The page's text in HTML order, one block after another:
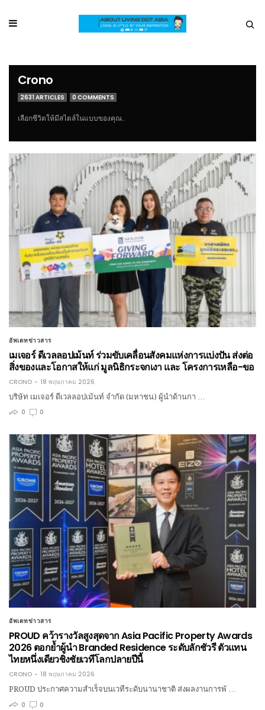
Crono
2631 ARTICLES 0 COMMENTS
เลือกชีวิตให้มีสไตล์ในแบบของคุณ..
อัพเดทข่าวสาร
เมเจอร์ ดีเวลลอปเม้นท์ ร่วมขับเคลื่อนสังคมแห่งการแบ่งปัน ส่งต่อ
สิ่งของและโอกาสให้แก่ มูลนิธิกระจกเงา และ โครงการเหลือ-ขอ
CRONO
18 พฤษภาคม 2026
บริษัท เมเจอร์ ดีเวลลอปเม้นท์ จำกัด (มหาชน) ผู้นำด้านกา …
0
0
อัพเดทข่าวสาร
PROUD คว้ารางวัลสูงสุดจาก Asia Pacific Property Awards
2026 ตอกย้ำผู้นำ Branded Residence ระดับลักชัวรี ตัวแทน
ไทยหนึ่งเดียวชิงชัยเวทีโลกปลายปีนี้
CRONO
18 พฤษภาคม 2026
PROUD ประกาศความสำเร็จบนเวทีระดับนานาชาติ ส่งผลงานการพั …
0
0